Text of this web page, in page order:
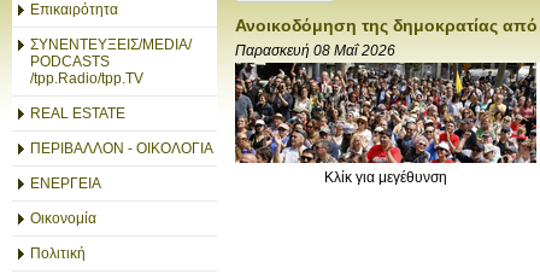
Επικαιρότητα
ΣΥΝΕΝΤΕΥΞΕΙΣ/MEDIA/
PODCASTS
/tpp.Radio/tpp.TV
REAL ESTATE
ΠΕΡΙΒΑΛΛΟΝ - ΟΙΚΟΛΟΓΙΑ
ΕΝΕΡΓΕΙΑ
Οικονομία
Πολιτική
Ανοικοδόμηση της δημοκρατίας
Παρασκευή 08 Μαΐ 2026
Κλίκ για μεγέθυνση